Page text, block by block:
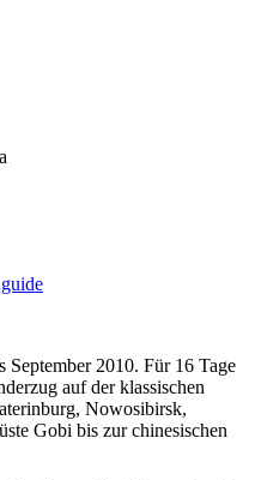
2010. Für 16 Tage
auf der klassischen
Nowosibirsk,
Gobi bis zur chinesischen